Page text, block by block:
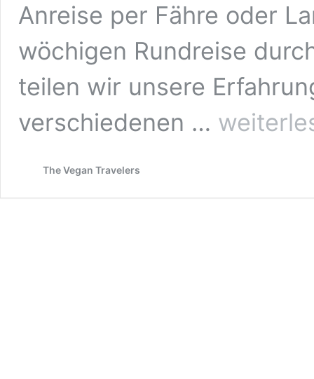
Anreise per Fähre oder
wöchigen Rundreise
teilen wir unsere
verschiedenen …
Norwegen-
Roadtrip:
Fähren
The Vegan Travelers